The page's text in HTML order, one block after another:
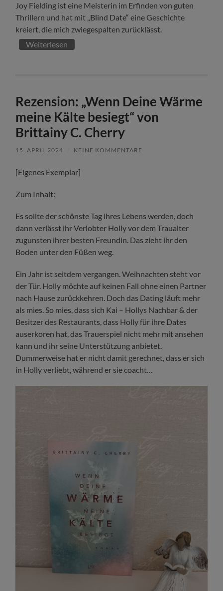
Joy Fielding ist eine Meisterin im Erfinden von guten
Thrillern und hat mit „Blind Date“ eine Geschichte
kreiert, die mich zwiegespalten zurücklässt.
Weiterlesen
Rezension: „Wenn Deine Wärme
meine Kälte besiegt“ von
Brittainy C. Cherry
15. APRIL 2024 KEINE KOMMENTARE
[Eigenes Exemplar]
Zum Inhalt:
Es sollte der schönste Tag ihres Lebens werden, doch
dann verlässt ihr Verlobter Holly vor dem Traualter
zugunsten ihrer besten Freundin. Das zieht ihr den
Boden unter den Füßen weg.
Ein Jahr ist seitdem vergangen. Weihnachten steht vor
der Tür. Holly möchte auf keinen Fall ohne einen Partner
nach Hause zurückkehren. Doch das Dating läuft mehr
als mies. So mies, dass sich Kai – Hollys Nachbar & der
Besitzer des Restaurants, dass Holly für ihre Dates
auserkoren hat, das Trauerspiel nicht mehr mit ansehen
kann und ihr seine Unterstützung anbietet.
Dummerweise hat er nicht damit gerechnet, dass er sich
in Holly verliebt, während er sie coacht…